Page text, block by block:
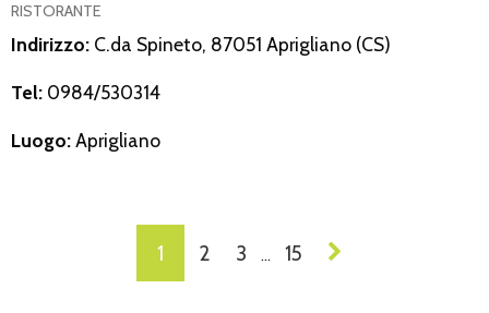
RISTORANTE
Indirizzo: C.da Spineto, 87051 Aprigliano (CS)
Tel: 0984/530314
Luogo:Aprigliano
NAVIGAZIONE1 2 3 … 15